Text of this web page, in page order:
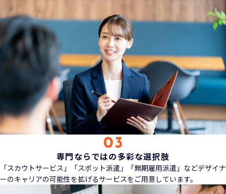
専門ならではの多彩な選択肢
「スカウトサービス」「スポット派遣」「無期雇用派遣」などデザイナ
ーのキャリアの可能性を拡げるサービスをご用意しています。